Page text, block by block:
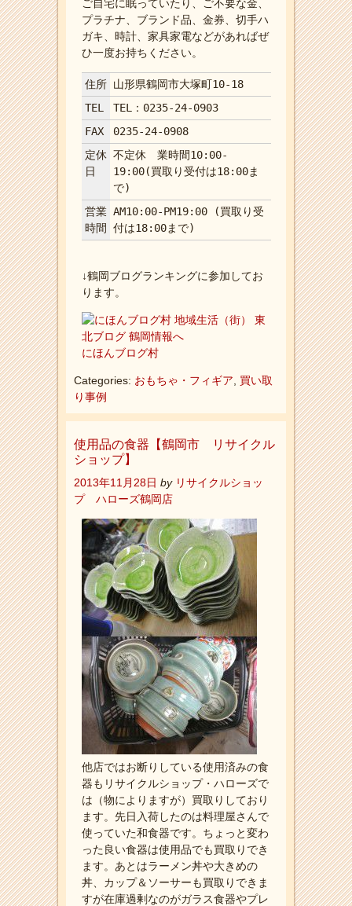
ご自宅に眠っていたり、ご不要な金、
プラチナ、ブランド品、金券、切手ハ
ガキ、時計、家具家電などがあればぜ
ひ一度お持ちください。
住所 山形県鶴岡市大塚町10-18
TEL
TEL：0235-24-0903
FAX
0235-24-0908
定休
日
不定休 業時間10:00-
19:00(買取り受付は18:00ま
で)
営業
時間
AM10:00-PM19:00 (買取り受
付は18:00まで)
↓鶴岡ブログランキングに参加してお
ります。
にほんブログ村
Categories: おもちゃ・フィギア
買い取
り事例
使用品の食器【鶴岡市 リサイクル
ショップ】
2013年11月28日 by リサイクルショッ
プ ハローズ鶴岡店
他店ではお断りしている使用済みの食
器もリサイクルショップ・ハローズで
は（物によりますが）買取りしており
ます。先日入荷したのは料理屋さんで
使っていた和食器です。ちょっと変わ
った良い食器は使用品でも買取りでき
ます。あとはラーメン丼や大きめの
丼、カップ＆ソーサーも買取りできま
すが在庫過剰なのがガラス食器やプレ